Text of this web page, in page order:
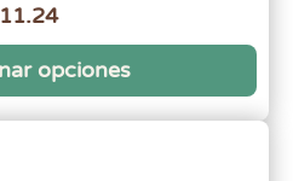
11.24
opciones